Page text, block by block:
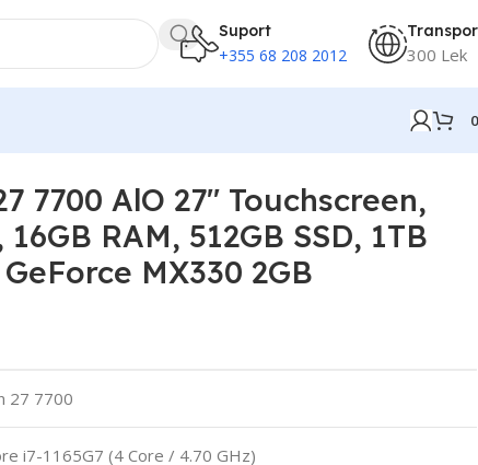
Suport
+355 68 208 2012 300 Lek
MX330 2GB
7700 AlO 27″ Touchscreen,
RAM, 512GB SSD, 1TB
MX330 2GB
27 7700
i7-1165G7 (4 Core / 4.70 GHz)